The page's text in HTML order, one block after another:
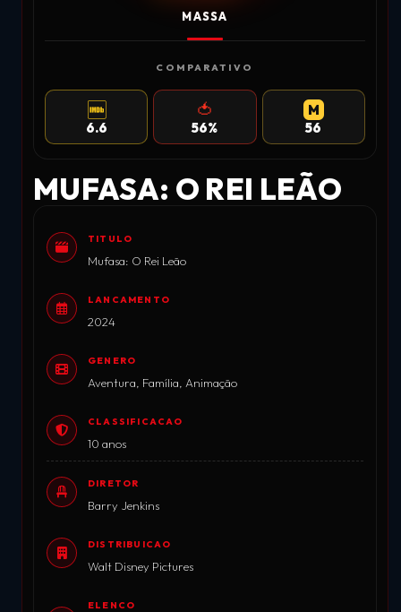
MASSA
COMPARATIVO
IMDB
6.6
🍅ROTTEN TOMATOES
56%
M
56
MUFASA: O REI LEÃO
TITULO
Mufasa: O Rei Leão
LANCAMENTO
2024
GENERO
Aventura, Família, Animação
CLASSIFICACAO
10 anos
DIRETOR
Barry Jenkins
DISTRIBUICAO
Walt Disney Pictures
ELENCO